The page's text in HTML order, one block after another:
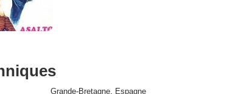
Grande-Bretagne, Espagne